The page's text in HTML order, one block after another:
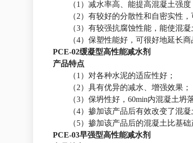
（1）减水率高、能提高混凝土强
（2）有较好的分散性和自密实性
（3）有较强抗腐蚀性能，能使混
（4）保塑性能好，可很好地延长
PCE-02缓凝型高性能减水剂
产品特点
（1）对各种水泥的适应性好；
（2）具有优异的减水、增强效果；
（3）保坍性好，60min内混凝土坍
（4）掺加该产品后有效改变了混凝
（5）掺加该产品后的混凝土 比基础
PCE-03早强型高性能减水剂